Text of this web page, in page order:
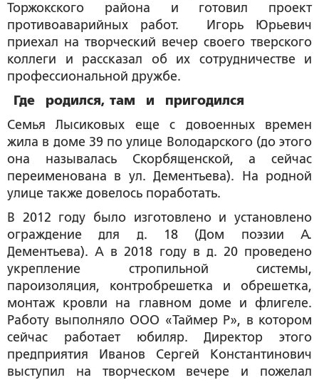
Торжокского района и готовил проект
противоаварийных работ. Игорь Юрьевич
приехал на творческий вечер своего тверского
коллеги и рассказал об их сотрудничестве и
профессиональной дружбе.
Где родился, там и пригодился
Семья Лысиковых еще с довоенных времен
жила в доме 39 по улице Володарского (до этого
она называлась Скорбященской, а сейчас
переименована в ул. Дементьева). На родной
улице также довелось поработать.
В 2012 году было изготовлено и установлено
ограждение для д. 18 (Дом поэзии А.
Дементьева). А в 2018 году в д. 20 проведено
укрепление стропильной системы,
пароизоляция, контробрешетка и обрешетка,
монтаж кровли на главном доме и флигеле.
Работу выполняло ООО «Таймер Р», в котором
сейчас работает юбиляр. Директор этого
предприятия Иванов Сергей Константинович
выступил на творческом вечере и пожелал